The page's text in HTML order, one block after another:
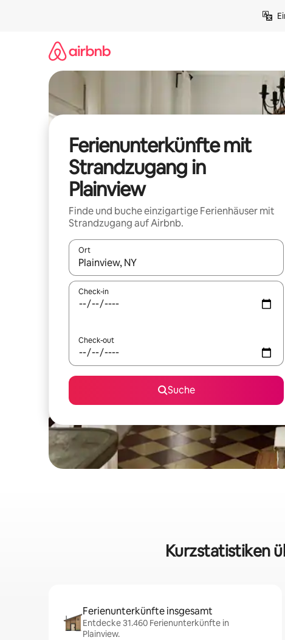
Ferienunterkünfte mit
Strandzugang in
Plainview
Finde und buche einzigartige Ferienhäuser mit
Strandzugang auf Airbnb.
Ort
Wenn Ergebnisse verfügbar sind, navigiere mit den
Check-in
Check-out
Suche
Kurzstatistiken
Ferienunterkünfte insgesamt
Entdecke 31.460 Ferienunterkünfte in
Plainview.